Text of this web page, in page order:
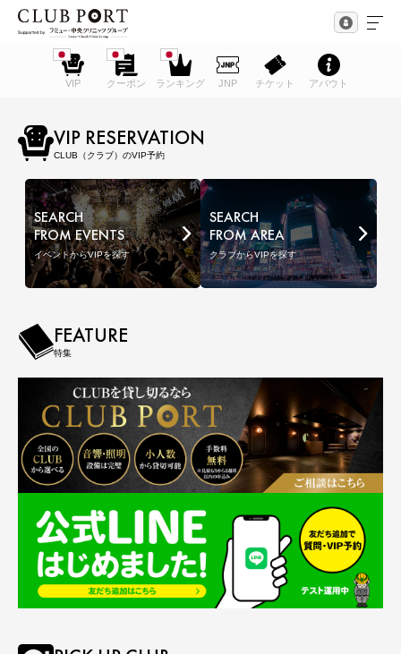
VIP クーポン ランキング JNP チケット アバウト
VIP RESERVATION
CLUB（クラブ）のVIP予約
SEARCH
FROM EVENTS
イベントからVIPを探す
SEARCH
FROM AREA
クラブからVIPを探す
FEATURE
特集